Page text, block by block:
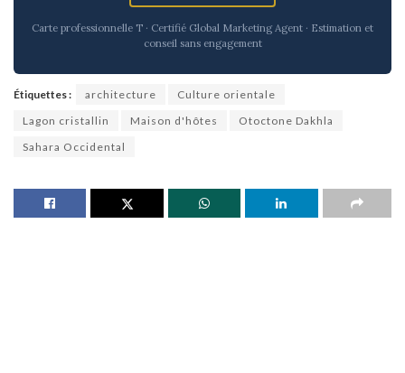
Carte professionnelle T · Certifié Global Marketing Agent · Estimation et
conseil sans engagement
Étiquettes : architecture
Culture orientale
Lagon cristallin
Maison d'hôtes
Otoctone Dakhla
Sahara Occidental